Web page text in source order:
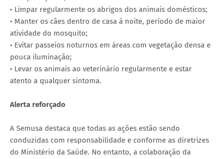
• Limpar regularmente os abrigos dos animais domésticos;
• Manter os cães dentro de casa à noite, período de maior
atividade do mosquito;
• Evitar passeios noturnos em áreas com vegetação densa e
pouca iluminação;
• Levar os animais ao veterinário regularmente e estar
atento a qualquer sintoma.
Alerta reforçado
A Semusa destaca que todas as ações estão sendo
conduzidas com responsabilidade e conforme as diretrizes
do Ministério da Saúde. No entanto, a colaboração da